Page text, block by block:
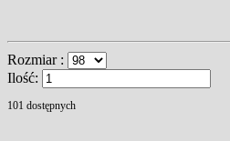
Rozmiar :
Ilość:
101 dostępnych